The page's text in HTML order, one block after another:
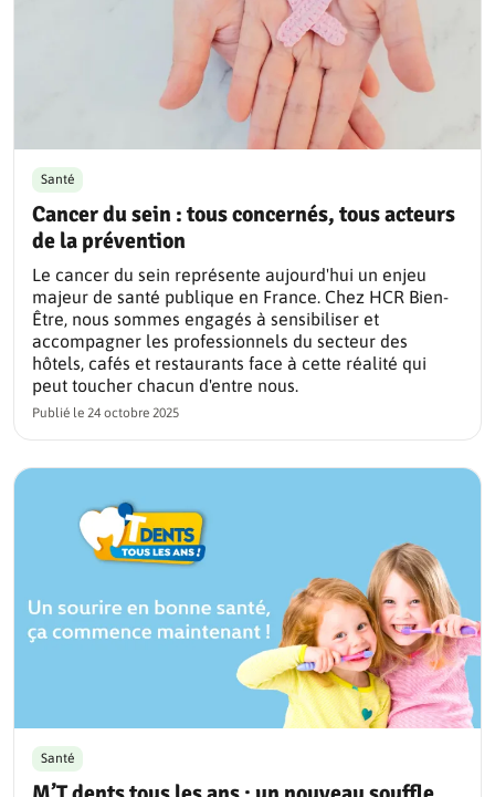
Cancer du sein : tous concernés, tous acteurs
de la prévention
Santé
Le cancer du sein représente aujourd'hui un enjeu
majeur de santé publique en France. Chez HCR Bien-
Être, nous sommes engagés à sensibiliser et
accompagner les professionnels du secteur des
hôtels, cafés et restaurants face à cette réalité qui
peut toucher chacun d'entre nous.
Publié le 24 octobre 2025
Santé